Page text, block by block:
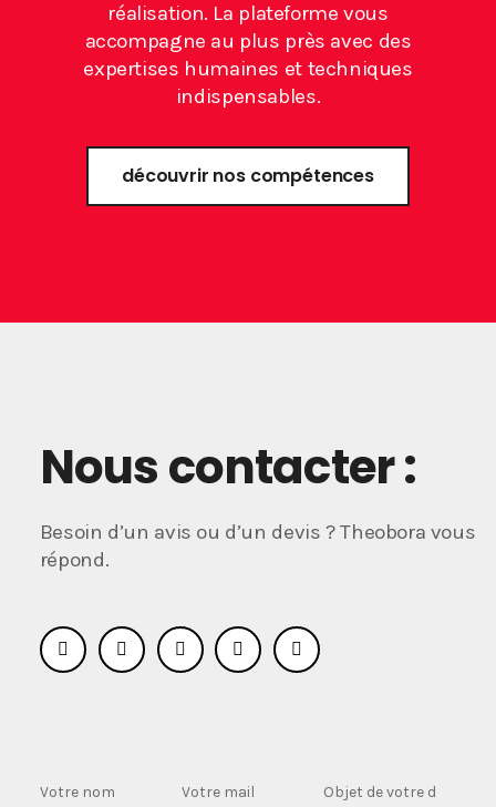
réalisation. La plateforme vous
accompagne au plus près avec des
expertises humaines et techniques
indispensables.
découvrir nos compétences
Nous contacter :
Besoin d’un avis ou d’un devis ? Theobora vous
répond.